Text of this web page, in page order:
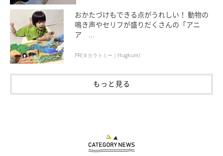
おかたづけもできる点がうれしい！ 動物の
鳴き声やセリフが盛りだくさんの「アニ
ア ...
PR(タカラトミー｜Hugkum)
もっと見る